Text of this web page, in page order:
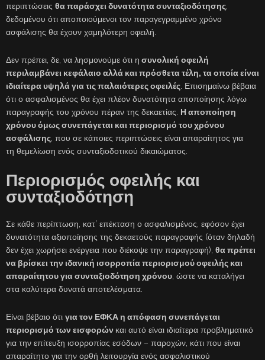
περιπτώσεις θα παράσχει δυνατότητα συνταξιοδότησης
δεδομένου ότι αποποιούμενοι τον παραγεγραμμένο χρόνο
ασφάλισης θα έχουν χαμηλότερη οφειλή.
Δεν πρέπει, δε, να λησμονούμε ότι η συνολική οφειλή
περιλαμβάνει κεφάλαιο αλλά και πρόσθετα τέλη, τα οποία είναι
ιδιαίτερα υψηλά για τις παλαιότερες οφειλές . Επισημαίνω βέβαια
ότι ο ασφαλισμένος θα έχει πλέον δυνατότητα αποποίησης λόγω
παραγραφής του χρόνου πέραν της δεκαετίας. Η αποποίηση
χρόνου όμως συνεπάγεται και περιορισμό του χρόνου
ασφάλισης , που σε κάποιες περιπτώσεις είναι απαραίτητος για
τη θεμελίωση ενός συνταξιοδοτικού δικαιώματος.
Περιορισμός οφειλής και
συνταξιοδότηση
Σε κάθε περίπτωση, κατ’ επέκταση ο ασφαλισμένος, εφόσον έχει
δυνατότητα αξιοποίησης της δεκαετούς παραγραφής (όταν δηλαδή
δεν έχει χωρήσει ενέργεια που διέκοψε την παραγραφή), θα πρέπει
να βρίσκει την ιδανική ισορροπία περιορισμού οφειλής και
απαραίτητου για συνταξιοδότηση χρόνου , ώστε να καταλήγει
στα καλύτερα δυνατά αποτελέσματα.
Είναι βέβαιο ότι για τον ΕΦΚΑ η απόφαση συνεπάγεται
περιορισμό των εισφορών και αυτό είναι ιδιαίτερα προβληματικό
για την επίτευξη ισορροπίας εσόδων – παροχών, κάτι που είναι
απαραίτητο για την ορθή λειτουργία ενός ασφαλιστικού